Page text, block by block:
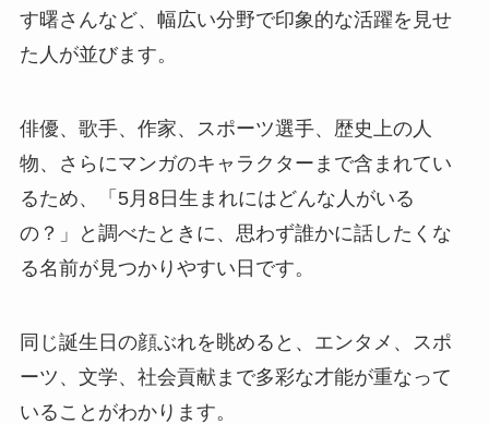
す曙さんなど、幅広い分野で印象的な活躍を見せ
た人が並びます。
俳優、歌手、作家、スポーツ選手、歴史上の人
物、さらにマンガのキャラクターまで含まれてい
るため、「5月8日生まれにはどんな人がいる
の？」と調べたときに、思わず誰かに話したくな
る名前が見つかりやすい日です。
同じ誕生日の顔ぶれを眺めると、エンタメ、スポ
ーツ、文学、社会貢献まで多彩な才能が重なって
いることがわかります。